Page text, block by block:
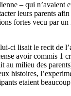
– qui n’avaient
leurs parents
fortes vecu par
ci lisait le recit de
avoir commis 1
au milieu des
histoires,
etaient